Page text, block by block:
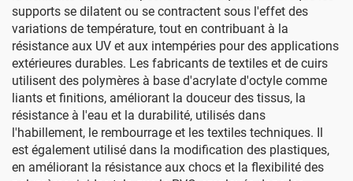
supports se dilatent ou se contractent sous l'effet des
variations de température, tout en contribuant à la
résistance aux UV et aux intempéries pour des applications
extérieures durables. Les fabricants de textiles et de cuirs
utilisent des polymères à base d'acrylate d'octyle comme
liants et finitions, améliorant la douceur des tissus, la
résistance à l'eau et la durabilité, utilisés dans
l'habillement, le rembourrage et les textiles techniques. Il
est également utilisé dans la modification des plastiques,
en améliorant la résistance aux chocs et la flexibilité des